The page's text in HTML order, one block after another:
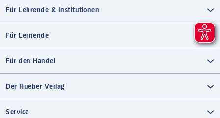
Für Lehrende & Institutionen
Für Lernende
Für den Handel
Der Hueber Verlag
Service